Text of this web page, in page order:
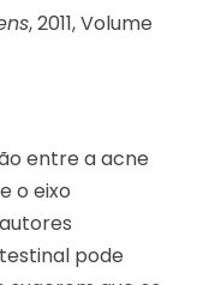
, 2011, Volume
entre a acne
o eixo
pode